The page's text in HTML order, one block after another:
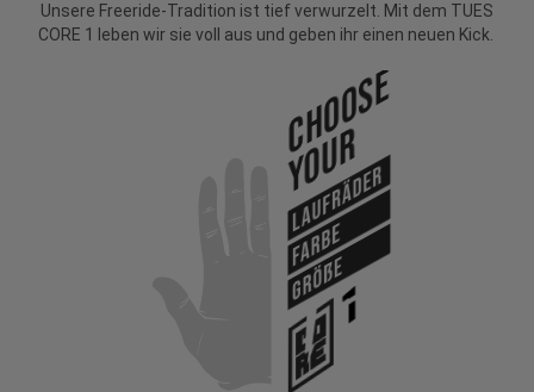
Unsere Freeride-Tradition ist tief verwurzelt. Mit dem TUES
CORE 1 leben wir sie voll aus und geben ihr einen neuen Kick.
Choose
Your
Laufräder
Farbe
Größe